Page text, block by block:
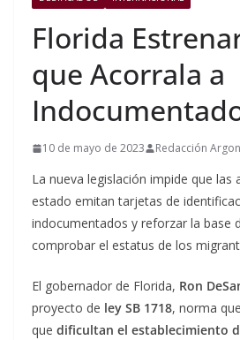
Florida
que Acorrala a
10 de mayo de 2023 Redacción
La nueva legislación impide que las
estado emitan tarjetas de
indocumentados y reforzar la base
comprobar el estatus de los
El gobernador de Florida, Ron
proyecto de ley SB 1718, norma
que dificultan el establecimiento